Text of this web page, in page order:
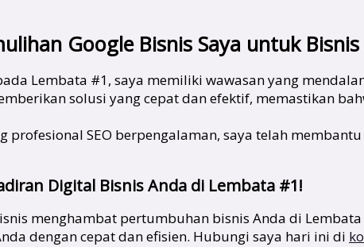
Google Bisnis Saya untuk
Lembata #1, saya memiliki wawasan yang
solusi yang cepat dan efektif, memastikan
profesional SEO berpengalaman, saya telah
Digital Bisnis Anda di Lembata #1!
menghambat pertumbuhan bisnis Anda di
dengan cepat dan efisien. Hubungi saya hari ini di